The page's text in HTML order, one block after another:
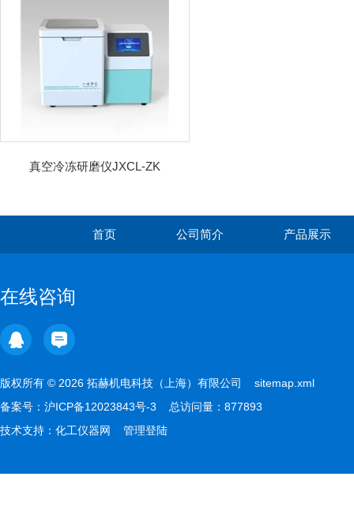
真空冷冻研磨仪JXCL-ZK
首页 公司简介 产品展示
在线咨询
版权所有 © 2026 拓赫机电科技（上海）有限公司 sitemap.xml
备案号： 沪ICP备12023843号-3 总访问量：877893
技术支持： 化工仪器网 管理登陆